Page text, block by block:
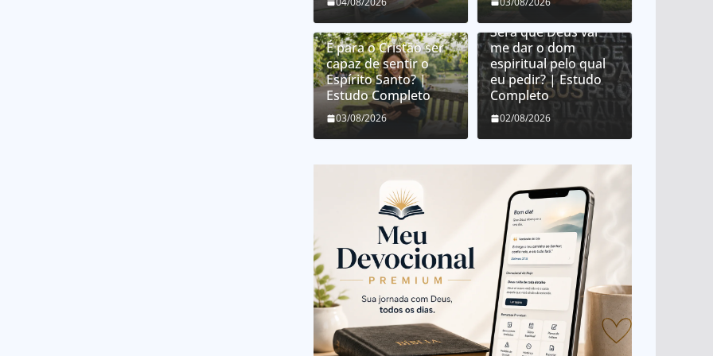
É para o Cristão ser
capaz de sentir o
Espírito Santo? |
Estudo Completo
03/08/2026
Será que Deus vai
me dar o dom
espiritual pelo qual
eu pedir? | Estudo
Completo
02/08/2026